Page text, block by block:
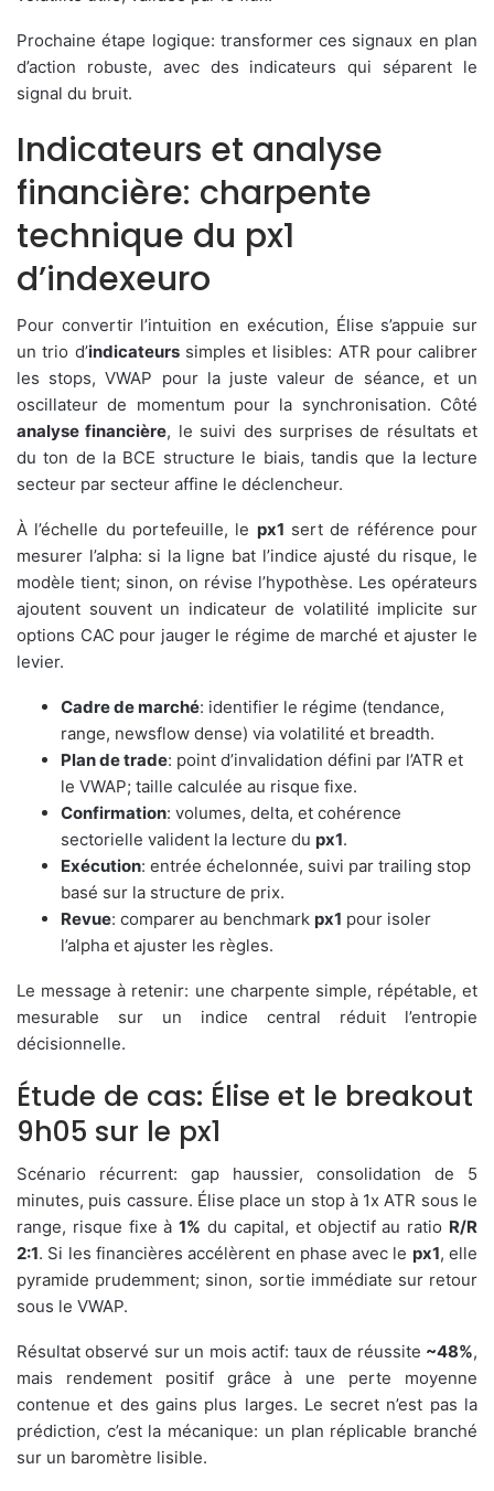
Prochaine étape logique: transformer ces signaux en plan
d’action robuste, avec des indicateurs qui séparent le
signal du bruit.
Indicateurs et analyse
financière: charpente
technique du px1
d’indexeuro
Pour convertir l’intuition en exécution, Élise s’appuie sur
un trio d’indicateurssimples et lisibles: ATR pour calibrer
les stops, VWAP pour la juste valeur de séance, et un
oscillateur de momentum pour la synchronisation. Côté
analyse financière, le suivi des surprises de résultats et
du ton de la BCE structure le biais, tandis que la lecture
secteur par secteur affine le déclencheur.
À l’échelle du portefeuille, le px1 sert de référence pour
mesurer l’alpha: si la ligne bat l’indice ajusté du risque, le
modèle tient; sinon, on révise l’hypothèse. Les opérateurs
ajoutent souvent un indicateur de volatilité implicite sur
options CAC pour jauger le régime de marché et ajuster le
levier.
Cadre de marché: identifier le régime (tendance,
range, newsflow dense) via volatilité et breadth.
Plan de trade: point d’invalidation défini par l’ATR et
le VWAP; taille calculée au risque fixe.
Confirmation: volumes, delta, et cohérence
sectorielle valident la lecture du px1.
Exécution: entrée échelonnée, suivi par trailing stop
basé sur la structure de prix.
Revue: comparer au benchmark px1 pour isoler
l’alpha et ajuster les règles.
Le message à retenir: une charpente simple, répétable, et
mesurable sur un indice central réduit l’entropie
décisionnelle.
Étude de cas: Élise et le breakout
9h05 sur le px1
Scénario récurrent: gap haussier, consolidation de 5
minutes, puis cassure. Élise place un stop à 1x ATR sous le
range, risque fixe à1% du capital, et objectif au ratio R/R
2:1. Si les financières accélèrent en phase avec le px1, elle
pyramide prudemment; sinon, sortie immédiate sur retour
sous le VWAP.
Résultat observé sur un mois actif: taux de réussite ~48%,
mais rendement positif grâce à une perte moyenne
contenue et des gains plus larges. Le secret n’est pas la
prédiction, c’est la mécanique: un plan réplicable branché
sur un baromètre lisible.